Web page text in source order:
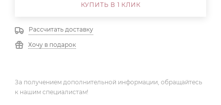
КУПИТЬ В 1 КЛИК
Рассчитать доставку
Хочу в подарок
За получением дополнительной информации, обращайтесь
к нашим специалистам!